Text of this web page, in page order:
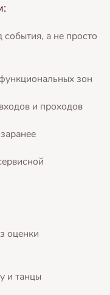
а не просто
зон
и проходов
оценки
и танцы